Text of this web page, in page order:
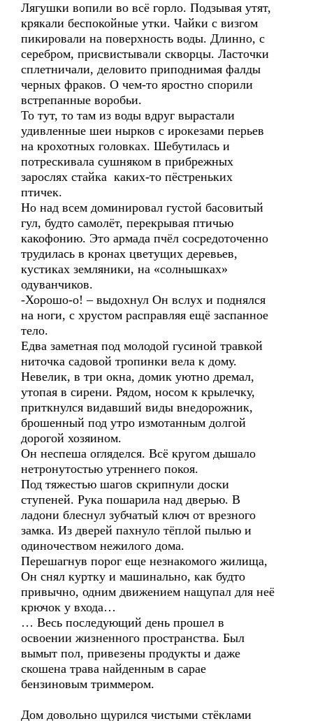
Лягушки вопили во всё горло. Подзывая утят,
крякали беспокойные утки. Чайки с визгом
пикировали на поверхность воды. Длинно, с
серебром, присвистывали скворцы. Ласточки
сплетничали, деловито приподнимая фалды
черных фраков. О чем-то яростно спорили
встрепанные воробьи.
То тут, то там из воды вдруг вырастали
удивленные шеи нырков с ирокезами перьев
на крохотных головках. Шебутилась и
потрескивала сушняком в прибрежных
зарослях стайка каких-то пёстреньких
птичек.
Но над всем доминировал густой басовитый
гул, будто самолёт, перекрывая птичью
какофонию. Это армада пчёл сосредоточенно
трудилась в кронах цветущих деревьев,
кустиках земляники, на «солнышках»
одуванчиков.
-Хорошо-о! – выдохнул Он вслух и поднялся
на ноги, с хрустом расправляя ещё заспанное
тело.
Едва заметная под молодой гусиной травкой
ниточка садовой тропинки вела к дому.
Невелик, в три окна, домик уютно дремал,
утопая в сирени. Рядом, носом к крылечку,
приткнулся видавший виды внедорожник,
брошенный под утро измотанным долгой
дорогой хозяином.
Он неспеша огляделся. Всё кругом дышало
нетронутостью утреннего покоя.
Под тяжестью шагов скрипнули доски
ступеней. Рука пошарила над дверью. В
ладони блеснул зубчатый ключ от врезного
замка. Из дверей пахнуло тёплой пылью и
одиночеством нежилого дома.
Перешагнув порог еще незнакомого жилища,
Он снял куртку и машинально, как будто
привычно, одним движением нащупал для неё
крючок у входа…
… Весь последующий день прошел в
освоении жизненного пространства. Был
вымыт пол, привезены продукты и даже
скошена трава найденным в сарае
бензиновым триммером.
Дом довольно щурился чистыми стёклами